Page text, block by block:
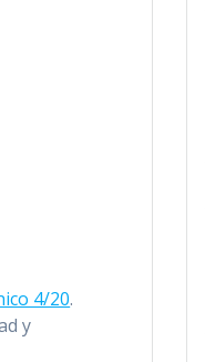
4/20.
y